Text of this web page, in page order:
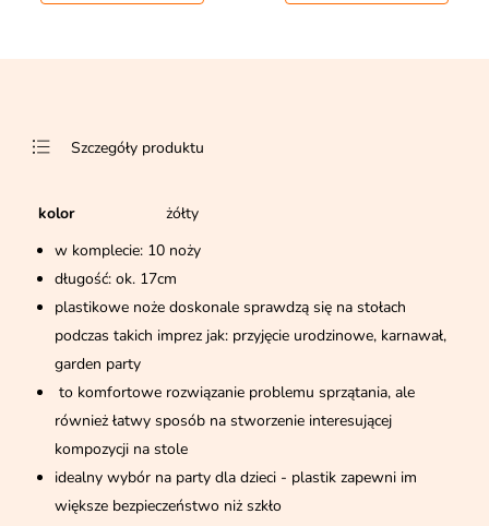
Szczegóły produktu
kolor
żółty
w komplecie: 10 noży
długość: ok. 17cm
plastikowe noże doskonale sprawdzą się na stołach
podczas takich imprez jak: przyjęcie urodzinowe, karnawał,
garden party
to komfortowe rozwiązanie problemu sprzątania, ale
również łatwy sposób na stworzenie interesującej
kompozycji na stole
idealny wybór na party dla dzieci - plastik zapewni im
większe bezpieczeństwo niż szkło